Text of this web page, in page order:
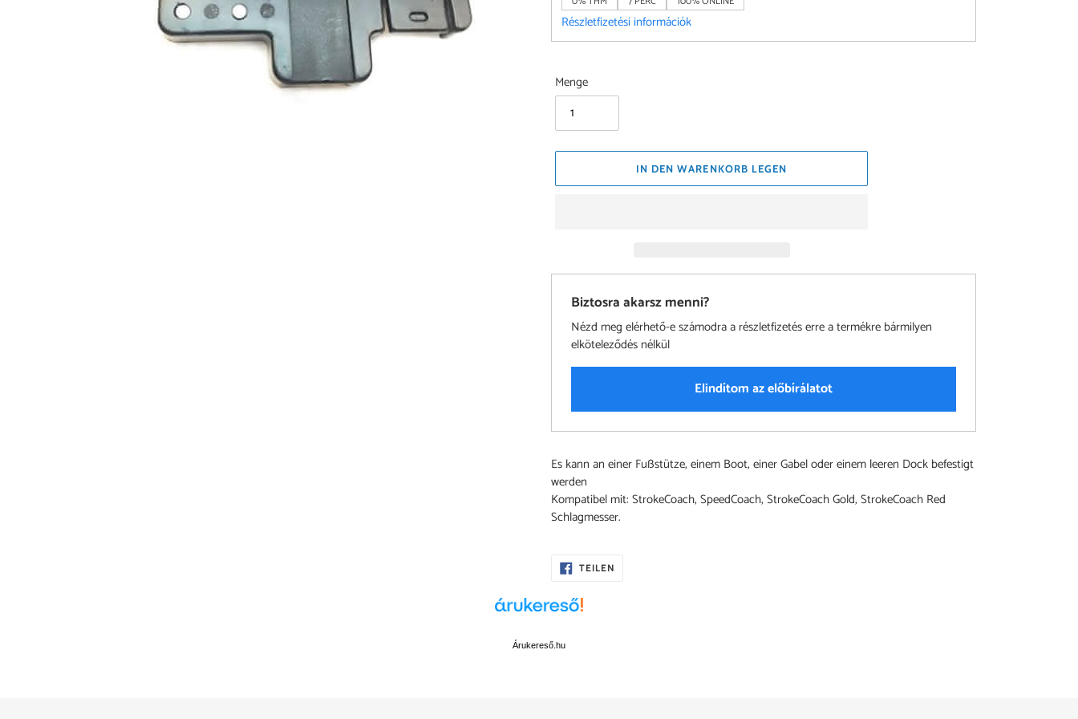
Részletfizetési információk
Menge
IN DEN WARENKORB LEGEN
Biztosra akarsz menni?
Nézd meg elérhető-e számodra a részletfizetés erre a termékre bármilyen
elköteleződés nélkül
Elindítom az előbírálatot
wird
zum
Warenkorb
hinzugefügt
Es kann an einer Fußstütze, einem Boot, einer Gabel oder einem leeren Dock befestigt
werden
Kompatibel mit: StrokeCoach, SpeedCoach, StrokeCoach Gold, StrokeCoach Red
Schlagmesser.
TEILENAUF
FACEBOOK
Árukereső.hu